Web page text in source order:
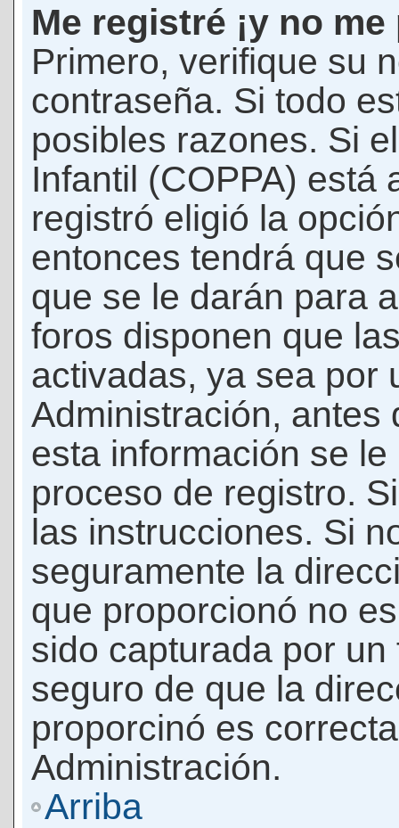
Me registré ¡y no
Primero, verifique su
contraseña. Si todo
posibles razones. Si
Infantil (COPPA) está
registró eligió la
entonces tendrá que
que se le darán para
foros disponen que
activadas, ya sea por
Administración, antes
esta información se
proceso de registro.
las instrucciones. Si
seguramente la
que proporcionó no
sido capturada por
seguro de que la
proporcinó es
Administración.
Arriba